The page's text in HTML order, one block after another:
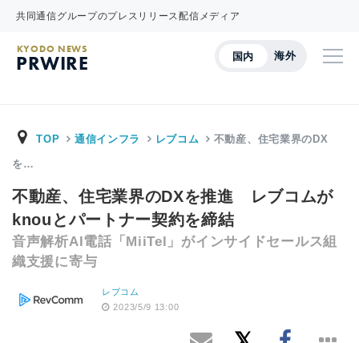
共同通信グループのプレスリリース配信メディア
国内 海外
KYODO NEWS
PRWIRE
TOP 通信インフラ レブコム 不動産、住宅業界のDX
を…
不動産、住宅業界のDXを推進 レブコムが
knouとパートナー契約を締結
音声解析AI電話「MiiTel」がインサイドセールス組
織支援に寄与
レブコム
2023/5/9 13:00